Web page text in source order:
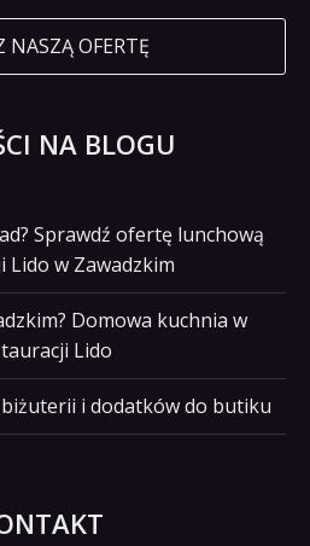
NASZĄ OFERTĘ
NA BLOGU
Sprawdź ofertę lunchową
Lido w Zawadzkim
Domowa kuchnia w
Lido
i dodatków do butiku